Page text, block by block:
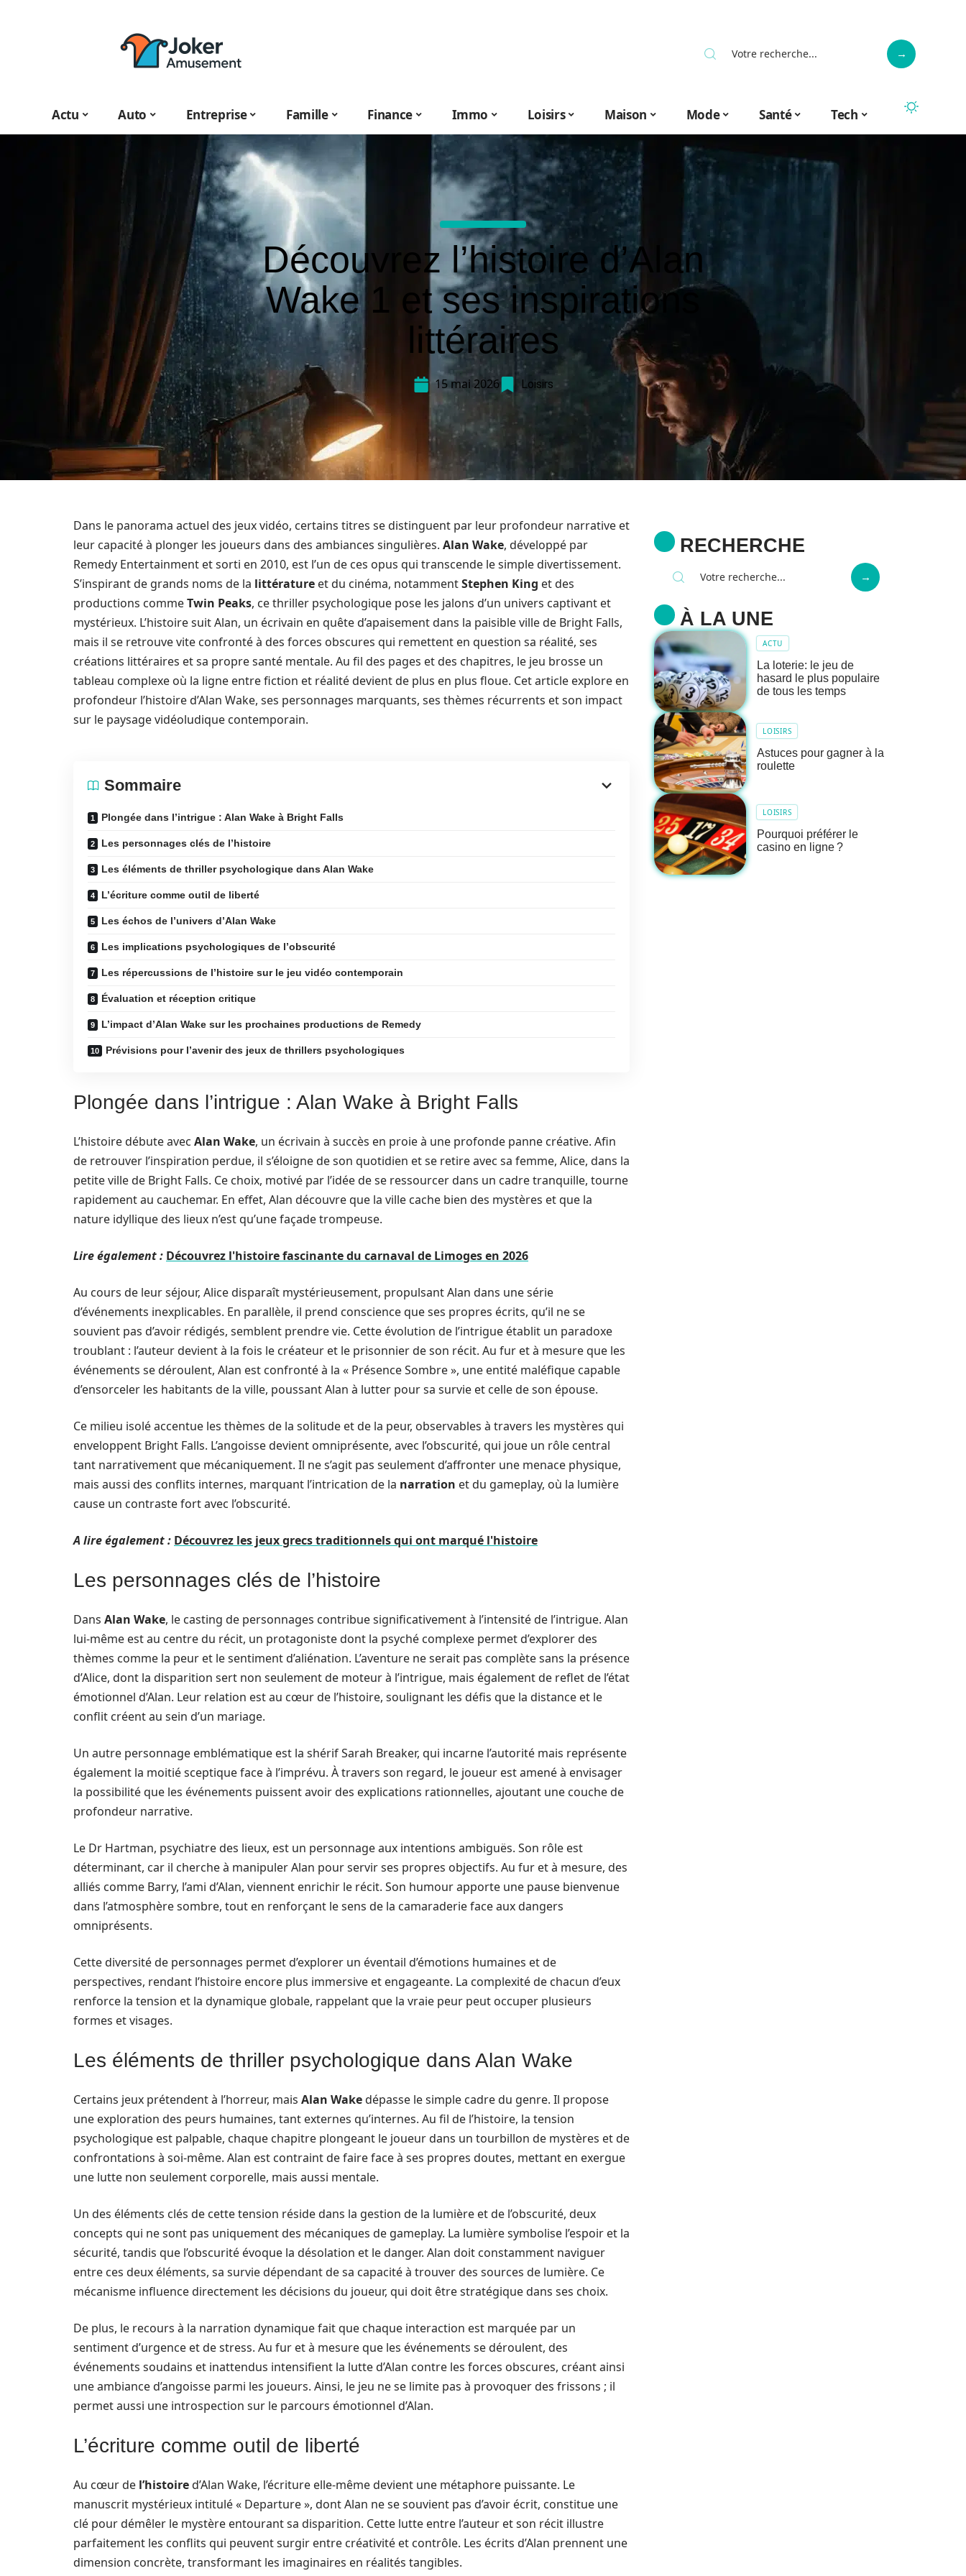
Actu Auto Entreprise Famille Finance Immo Loisirs Maison Mode Santé Tech
Découvrez l’histoire d’Alan
Wake 1 et ses inspirations
littéraires
15 mai 2026 Loisirs
Dans le panorama actuel des jeux vidéo, certains titres se distinguent par leur profondeur narrative et
leur capacité à plonger les joueurs dans des ambiances singulières. Alan Wake, développé par
Remedy Entertainment et sorti en 2010, est l’un de ces opus qui transcende le simple divertissement.
S’inspirant de grands noms de la littérature et du cinéma, notammentStephen King et des
productions commeTwin Peaks, ce thriller psychologique pose les jalons d’un univers captivant et
mystérieux. L’histoire suit Alan, un écrivain en quête d’apaisement dans la paisible ville de Bright Falls,
mais il se retrouve vite confronté à des forces obscures qui remettent en question sa réalité, ses
créations littéraires et sa propre santé mentale. Au fil des pages et des chapitres, le jeu brosse un
tableau complexe où la ligne entre fiction et réalité devient de plus en plus floue. Cet article explore en
profondeur l’histoire d’Alan Wake, ses personnages marquants, ses thèmes récurrents et son impact
sur le paysage vidéoludique contemporain.
Sommaire
Plongée dans l’intrigue : Alan Wake à Bright Falls
Les personnages clés de l’histoire
Les éléments de thriller psychologique dans Alan Wake
L’écriture comme outil de liberté
Les échos de l’univers d’Alan Wake
Les implications psychologiques de l’obscurité
Les répercussions de l’histoire sur le jeu vidéo contemporain
Évaluation et réception critique
L’impact d’Alan Wake sur les prochaines productions de Remedy
Prévisions pour l’avenir des jeux de thrillers psychologiques
Plongée dans l’intrigue : Alan Wake à Bright Falls
L’histoire débute avec Alan Wake, un écrivain à succès en proie à une profonde panne créative. Afin
de retrouver l’inspiration perdue, il s’éloigne de son quotidien et se retire avec sa femme, Alice, dans la
petite ville de Bright Falls. Ce choix, motivé par l’idée de se ressourcer dans un cadre tranquille, tourne
rapidement au cauchemar. En effet, Alan découvre que la ville cache bien des mystères et que la
nature idyllique des lieux n’est qu’une façade trompeuse.
Lire également : Découvrez l'histoire fascinante du carnaval de Limoges en 2026
Au cours de leur séjour, Alice disparaît mystérieusement, propulsant Alan dans une série
d’événements inexplicables. En parallèle, il prend conscience que ses propres écrits, qu’il ne se
souvient pas d’avoir rédigés, semblent prendre vie. Cette évolution de l’intrigue établit un paradoxe
troublant : l’auteur devient à la fois le créateur et le prisonnier de son récit. Au fur et à mesure que les
événements se déroulent, Alan est confronté à la « Présence Sombre », une entité maléfique capable
d’ensorceler les habitants de la ville, poussant Alan à lutter pour sa survie et celle de son épouse.
Ce milieu isolé accentue les thèmes de la solitude et de la peur, observables à travers les mystères qui
enveloppent Bright Falls. L’angoisse devient omniprésente, avec l’obscurité, qui joue un rôle central
tant narrativement que mécaniquement. Il ne s’agit pas seulement d’affronter une menace physique,
mais aussi des conflits internes, marquant l’intrication de la narration et du gameplay, où la lumière
cause un contraste fort avec l’obscurité.
A lire également : Découvrez les jeux grecs traditionnels qui ont marqué l'histoire
Les personnages clés de l’histoire
Dans Alan Wake, le casting de personnages contribue significativement à l’intensité de l’intrigue. Alan
lui-même est au centre du récit, un protagoniste dont la psyché complexe permet d’explorer des
thèmes comme la peur et le sentiment d’aliénation. L’aventure ne serait pas complète sans la présence
d’Alice, dont la disparition sert non seulement de moteur à l’intrigue, mais également de reflet de l’état
émotionnel d’Alan. Leur relation est au cœur de l’histoire, soulignant les défis que la distance et le
conflit créent au sein d’un mariage.
Un autre personnage emblématique est la shérif Sarah Breaker, qui incarne l’autorité mais représente
également la moitié sceptique face à l’imprévu. À travers son regard, le joueur est amené à envisager
la possibilité que les événements puissent avoir des explications rationnelles, ajoutant une couche de
profondeur narrative.
Le Dr Hartman, psychiatre des lieux, est un personnage aux intentions ambiguës. Son rôle est
déterminant, car il cherche à manipuler Alan pour servir ses propres objectifs. Au fur et à mesure, des
alliés comme Barry, l’ami d’Alan, viennent enrichir le récit. Son humour apporte une pause bienvenue
dans l’atmosphère sombre, tout en renforçant le sens de la camaraderie face aux dangers
omniprésents.
Cette diversité de personnages permet d’explorer un éventail d’émotions humaines et de
perspectives, rendant l’histoire encore plus immersive et engageante. La complexité de chacun d’eux
renforce la tension et la dynamique globale, rappelant que la vraie peur peut occuper plusieurs
formes et visages.
Les éléments de thriller psychologique dans Alan Wake
Certains jeux prétendent à l’horreur, mais Alan Wakedépasse le simple cadre du genre. Il propose
une exploration des peurs humaines, tant externes qu’internes. Au fil de l’histoire, la tension
psychologique est palpable, chaque chapitre plongeant le joueur dans un tourbillon de mystères et de
confrontations à soi-même. Alan est contraint de faire face à ses propres doutes, mettant en exergue
une lutte non seulement corporelle, mais aussi mentale.
Un des éléments clés de cette tension réside dans la gestion de la lumière et de l’obscurité, deux
concepts qui ne sont pas uniquement des mécaniques de gameplay. La lumière symbolise l’espoir et la
sécurité, tandis que l’obscurité évoque la désolation et le danger. Alan doit constamment naviguer
entre ces deux éléments, sa survie dépendant de sa capacité à trouver des sources de lumière. Ce
mécanisme influence directement les décisions du joueur, qui doit être stratégique dans ses choix.
De plus, le recours à la narration dynamique fait que chaque interaction est marquée par un
sentiment d’urgence et de stress. Au fur et à mesure que les événements se déroulent, des
événements soudains et inattendus intensifient la lutte d’Alan contre les forces obscures, créant ainsi
une ambiance d’angoisse parmi les joueurs. Ainsi, le jeu ne se limite pas à provoquer des frissons ; il
permet aussi une introspection sur le parcours émotionnel d’Alan.
L’écriture comme outil de liberté
Au cœur de l’histoired’Alan Wake, l’écriture elle-même devient une métaphore puissante. Le
manuscrit mystérieux intitulé « Departure », dont Alan ne se souvient pas d’avoir écrit, constitue une
clé pour démêler le mystère entourant sa disparition. Cette lutte entre l’auteur et son récit illustre
parfaitement les conflits qui peuvent surgir entre créativité et contrôle. Les écrits d’Alan prennent une
dimension concrète, transformant les imaginaires en réalités tangibles.
RECHERCHE
À LA UNE
ACTU
La loterie: le jeu de
hasard le plus populaire
de tous les temps
LOISIRS
Astuces pour gagner à la
roulette
LOISIRS
Pourquoi préférer le
casino en ligne ?